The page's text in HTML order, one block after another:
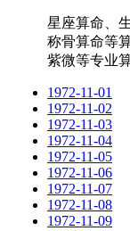
星座算命、
称骨算命等
紫微等专业
1972-11-01
1972-11-02
1972-11-03
1972-11-04
1972-11-05
1972-11-06
1972-11-07
1972-11-08
1972-11-09